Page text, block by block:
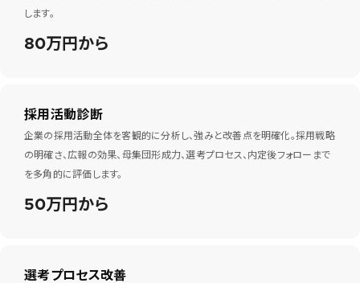
します。
80万円から
採用活動診断
企業の採用活動全体を客観的に分析し、強みと改善点を明確化。採用戦略
の明確さ、広報の効果、母集団形成力、選考プロセス、内定後フォローまで
を多角的に評価します。
50万円から
選考プロセス改善